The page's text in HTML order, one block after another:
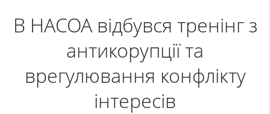
В НАСОА відбувся тренінг з
антикорупції та
врегулювання конфлікту
інтересів